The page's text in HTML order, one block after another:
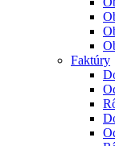
Faktúry